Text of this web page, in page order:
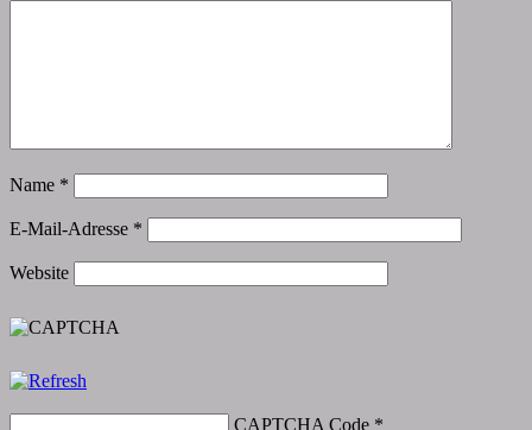
Name *
E-Mail-Adresse *
Website
CAPTCHA Code *